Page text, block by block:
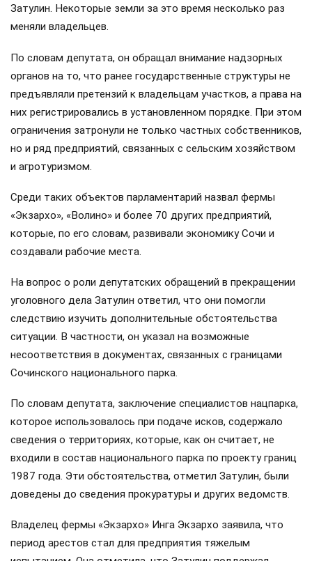
Затулин. Некоторые земли за это время несколько раз
меняли владельцев.
По словам депутата, он обращал внимание надзорных
органов на то, что ранее государственные структуры не
предъявляли претензий к владельцам участков, а права на
них регистрировались в установленном порядке. При этом
ограничения затронули не только частных собственников,
но и ряд предприятий, связанных с сельским хозяйством
и агротуризмом.
Среди таких объектов парламентарий назвал фермы
«Экзархо», «Волино» и более 70 других предприятий,
которые, по его словам, развивали экономику Сочи и
создавали рабочие места.
На вопрос о роли депутатских обращений в прекращении
уголовного дела Затулин ответил, что они помогли
следствию изучить дополнительные обстоятельства
ситуации. В частности, он указал на возможные
несоответствия в документах, связанных с границами
Сочинского национального парка.
По словам депутата, заключение специалистов нацпарка,
которое использовалось при подаче исков, содержало
сведения о территориях, которые, как он считает, не
входили в состав национального парка по проекту границ
1987 года. Эти обстоятельства, отметил Затулин, были
доведены до сведения прокуратуры и других ведомств.
Владелец фермы «Экзархо» Инга Экзархо заявила, что
период арестов стал для предприятия тяжелым